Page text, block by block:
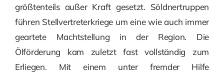
größtenteils außer Kraft gesetzt. Söldnertruppen
führen Stellvertreterkriege um eine wie auch immer
geartete Machtstellung in der Region. Die
Ölförderung kam zuletzt fast vollständig zum
Erliegen. Mit einem unter fremder Hilfe